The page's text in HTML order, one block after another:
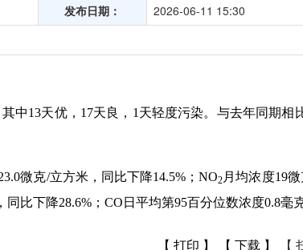
发布日期：
2026-06-11 15:30
中13天优，17天良，1天轻度污染。与去年同期相
微克/立方米，同比下降14.5%；NO2 月均浓度19
同比下降28.6%；CO日平均第95百分位数浓度0.8毫
【 打印 】 【 下载 】 【